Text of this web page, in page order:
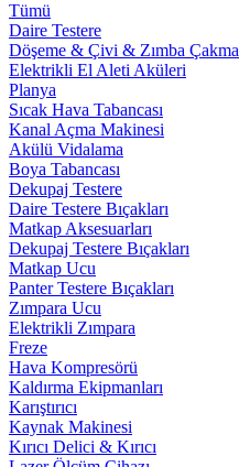
Tümü
Daire Testere
Döşeme & Çivi & Zımba Çakma
Elektrikli El Aleti Aküleri
Planya
Sıcak Hava Tabancası
Kanal Açma Makinesi
Akülü Vidalama
Boya Tabancası
Dekupaj Testere
Daire Testere Bıçakları
Matkap Aksesuarları
Dekupaj Testere Bıçakları
Matkap Ucu
Panter Testere Bıçakları
Zımpara Ucu
Elektrikli Zımpara
Freze
Hava Kompresörü
Kaldırma Ekipmanları
Karıştırıcı
Kaynak Makinesi
Kırıcı Delici & Kırıcı